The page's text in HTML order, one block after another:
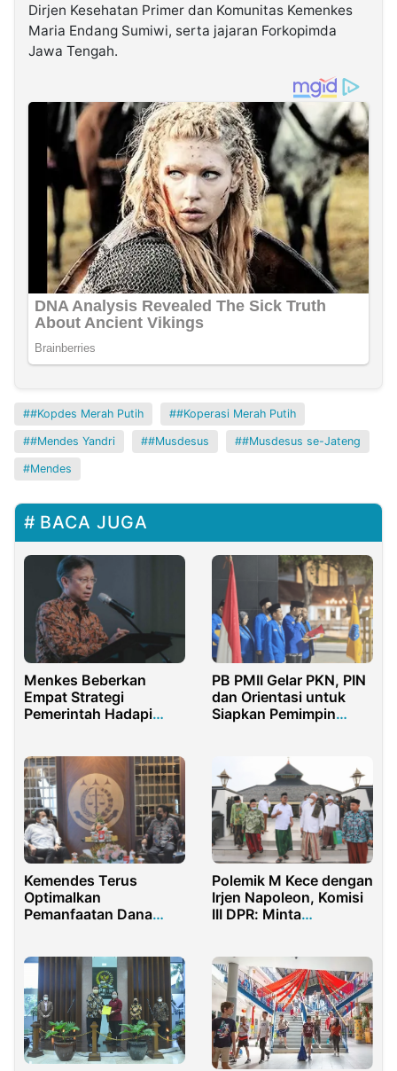
Dirjen Kesehatan Primer dan Komunitas Kemenkes
Maria Endang Sumiwi, serta jajaran Forkopimda
Jawa Tengah.
#Kopdes Merah Putih #Koperasi Merah Putih
#Mendes Yandri #Musdesus #Musdesus se-Jateng
Mendes
BACA JUGA
Menkes Beberkan
Empat Strategi
Pemerintah Hadapi
PB PMII Gelar PKN, PIN
dan Orientasi untuk
Siapkan Pemimpin
Kemendes Terus
Optimalkan
Pemanfaatan Dana
Polemik M Kece dengan
Irjen Napoleon, Komisi
III DPR: Minta